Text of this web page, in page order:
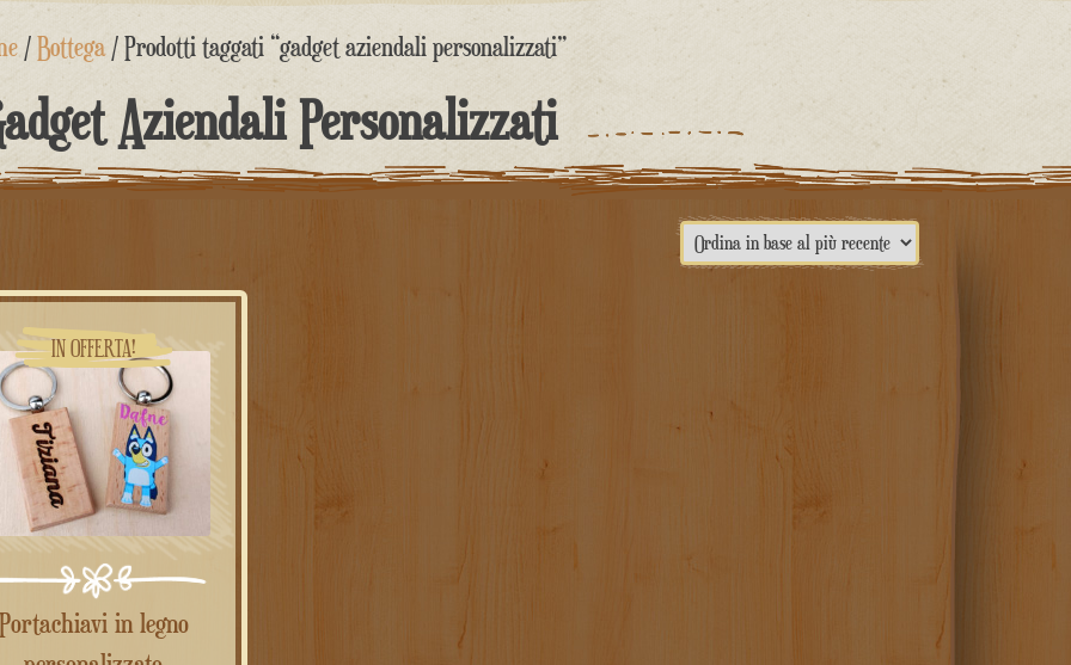
/Bottega/ Prodotti taggati “gadget aziendali personalizzati”
Aziendali Personalizzati
IN OFFERTA!
Portachiavi in legno